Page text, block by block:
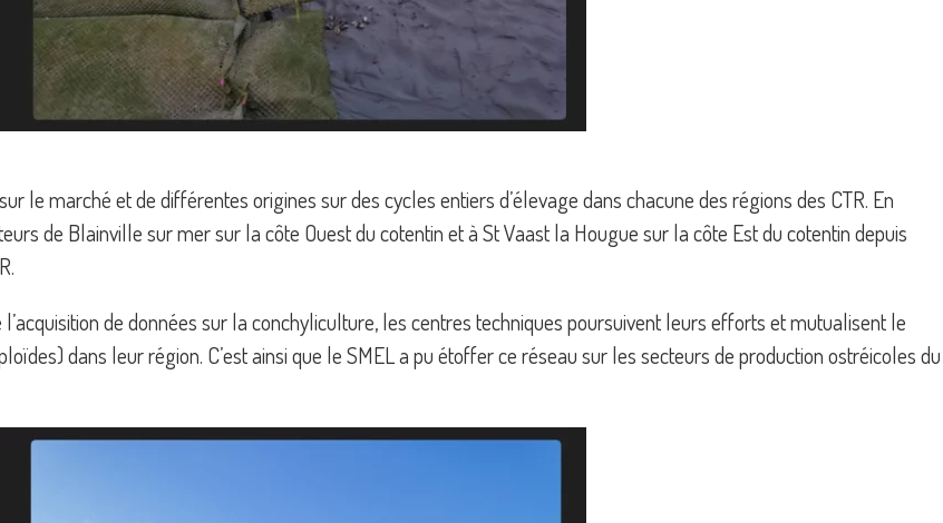
le marché et de différentes origines sur des cycles entiers d’élevage dans chacune des régions des CTR. En
de Blainville sur mer sur la côte Ouest du cotentin et à St Vaast la Hougue sur la côte Est du cotentin depuis
de données sur la conchyliculture, les centres techniques poursuivent leurs efforts et mutualisent le
dans leur région. C’est ainsi que le SMEL a pu étoffer ce réseau sur les secteurs de production ostréicoles du